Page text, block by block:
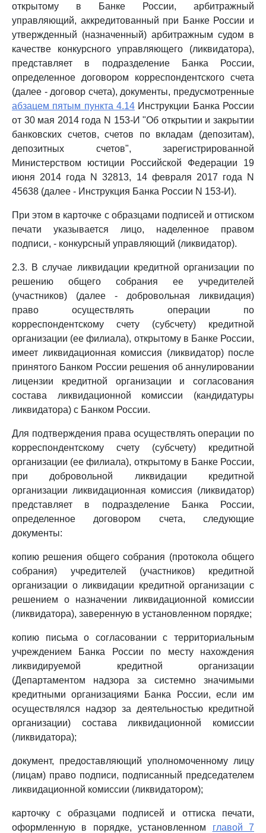
открытому в Банке России, арбитражный
управляющий, аккредитованный при Банке России и
утвержденный (назначенный) арбитражным судом в
качестве конкурсного управляющего (ликвидатора),
представляет в подразделение Банка России,
определенное договором корреспондентского счета
(далее - договор счета), документы, предусмотренные
абзацем пятым пункта 4.14 Инструкции Банка России
от 30 мая 2014 года N 153-И "Об открытии и закрытии
банковских счетов, счетов по вкладам (депозитам),
депозитных счетов", зарегистрированной
Министерством юстиции Российской Федерации 19
июня 2014 года N 32813, 14 февраля 2017 года N
45638 (далее - Инструкция Банка России N 153-И).
При этом в карточке с образцами подписей и оттиском
печати указывается лицо, наделенное правом
подписи, - конкурсный управляющий (ликвидатор).
2.3. В случае ликвидации кредитной организации по
решению общего собрания ее учредителей
(участников) (далее - добровольная ликвидация)
право осуществлять операции по
корреспондентскому счету (субсчету) кредитной
организации (ее филиала), открытому в Банке России,
имеет ликвидационная комиссия (ликвидатор) после
принятого Банком России решения об аннулировании
лицензии кредитной организации и согласования
состава ликвидационной комиссии (кандидатуры
ликвидатора) с Банком России.
Для подтверждения права осуществлять операции по
корреспондентскому счету (субсчету) кредитной
организации (ее филиала), открытому в Банке России,
при добровольной ликвидации кредитной
организации ликвидационная комиссия (ликвидатор)
представляет в подразделение Банка России,
определенное договором счета, следующие
документы:
копию решения общего собрания (протокола общего
собрания) учредителей (участников) кредитной
организации о ликвидации кредитной организации с
решением о назначении ликвидационной комиссии
(ликвидатора), заверенную в установленном порядке;
копию письма о согласовании с территориальным
учреждением Банка России по месту нахождения
ликвидируемой кредитной организации
(Департаментом надзора за системно значимыми
кредитными организациями Банка России, если им
осуществлялся надзор за деятельностью кредитной
организации) состава ликвидационной комиссии
(ликвидатора);
документ, предоставляющий уполномоченному лицу
(лицам) право подписи, подписанный председателем
ликвидационной комиссии (ликвидатором);
карточку с образцами подписей и оттиска печати,
оформленную в порядке, установленном главой 7